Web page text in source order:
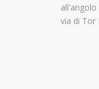
via di Tor